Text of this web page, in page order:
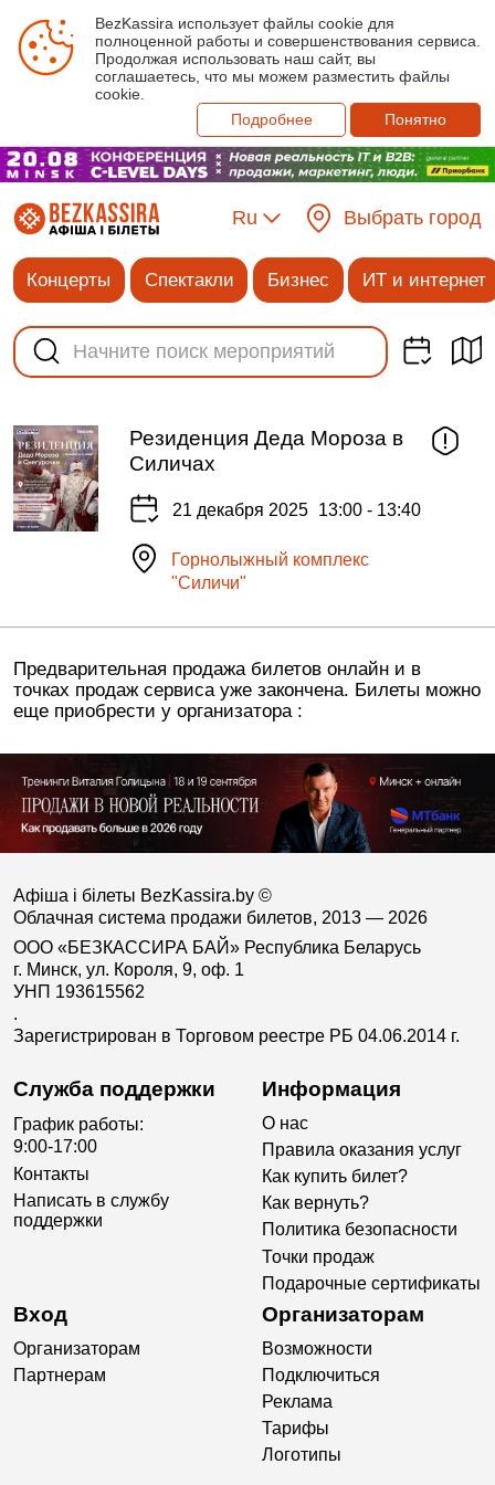
BezKassira использует файлы cookie для
полноценной работы и совершенствования сервиса.
Продолжая использовать наш сайт, вы
соглашаетесь, что мы можем разместить файлы
cookie.
Подробнее
Понятно
Ru Выбрать город
Концерты Спектакли Бизнес ИТ и интернет
Резиденция Деда Мороза в
Силичах
21 декабря 2025 13:00 - 13:40
Горнолыжный комплекс
"Силичи"
Предварительная продажа билетов онлайн и в
точках продаж сервиса уже закончена. Билеты можно
еще приобрести у организатора :
Афіша і білеты BezKassira.by ©
Облачная система продажи билетов, 2013 — 2026
ООО «БЕЗКАССИРА БАЙ» Республика Беларусь
г. Минск, ул. Короля, 9, оф. 1
УНП 193615562
.
Зарегистрирован в Торговом реестре РБ 04.06.2014 г.
Служба поддержки
График работы:
9:00-17:00
Контакты
Написать в службу
поддержки
Информация
О нас
Правила оказания услуг
Как купить билет?
Как вернуть?
Политика безопасности
Точки продаж
Подарочные сертификаты
Вход
Организаторам
Партнерам
Организаторам
Возможности
Подключиться
Реклама
Тарифы
Логотипы